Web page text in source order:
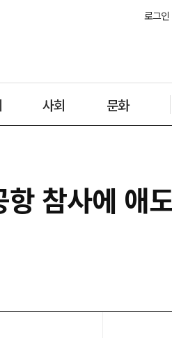
로그인
사회 문화
참사에 애